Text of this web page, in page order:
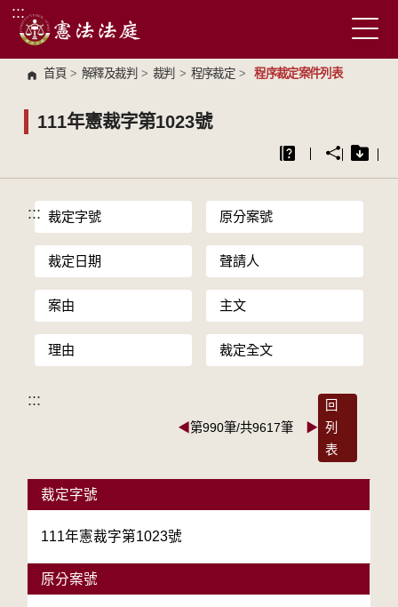
跳到主要內容區塊
:::
首頁 > 解釋及裁判 > 裁判 > 程序裁定 > 程序裁定案件列表
111年憲裁字第1023號
::: 裁定字號 原分案號
裁定日期 聲請人
案由 主文
理由 裁定全文
:::
◀第990筆/共9617筆 ▶
回
列
表
裁定字號
111年憲裁字第1023號
原分案號